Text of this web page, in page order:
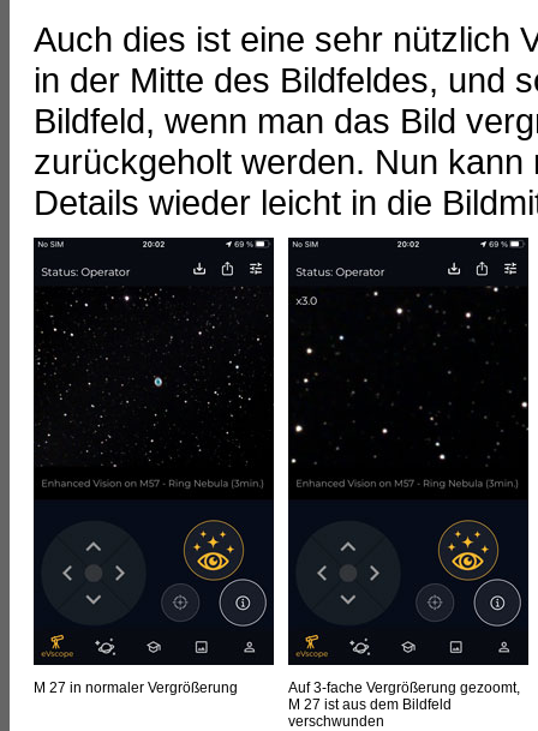
Auch dies ist eine sehr nützlich
in der Mitte des Bildfeldes, und
Bildfeld, wenn man das Bild
zurückgeholt werden. Nun
Details wieder leicht in die
M 27 in normaler Vergrößerung
Auf 3-fache Vergrößerung gezoomt,
M 27 ist aus dem Bildfeld
verschwunden